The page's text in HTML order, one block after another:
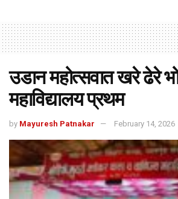
उडान महोत्सवात खरे ढेरे
महाविद्यालय प्रथम
by Mayuresh Patnakar February 14, 2026